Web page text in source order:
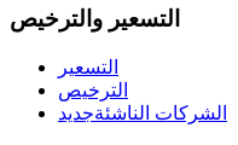
التسعير والترخيص
التسعير
الترخيص
الشركات الناشئةجديد